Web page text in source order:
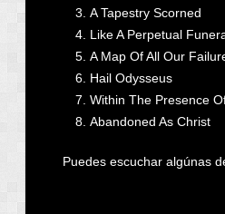
A Tapestry Scorned
Like A Perpetual
A Map Of All Our
Hail Odysseus
Within The Presence
Abandoned As Christ
Puedes escuchar algúnas